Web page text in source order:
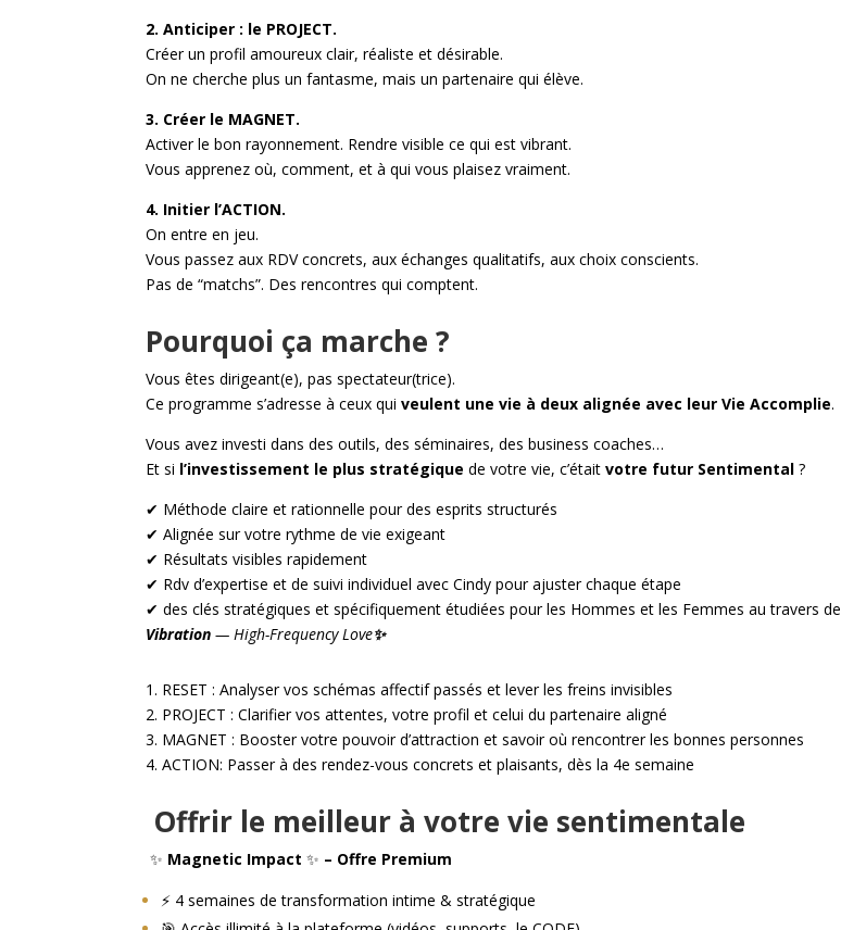
2. Anticiper : le PROJECT.
Créer un profil amoureux clair, réaliste et désirable.
On ne cherche plus un fantasme, mais un partenaire qui élève.
3. Créer le MAGNET.
Activer le bon rayonnement. Rendre visible ce qui est vibrant.
Vous apprenez où, comment, et à qui vous plaisez vraiment.
4. Initier l’ACTION.
On entre en jeu.
Vous passez aux RDV concrets, aux échanges qualitatifs, aux choix conscients.
Pas de “matchs”. Des rencontres qui comptent.
Pourquoi ça marche ?
Vous êtes dirigeant(e), pas spectateur(trice).
Ce programme s’adresse à ceux quiveulent une vie à deux alignée avec leur Vie Accomplie.
Vous avez investi dans des outils, des séminaires, des business coaches…
Et si l’investissement le plus stratégique de votre vie, c’étaitvotre futur Sentimental ?
✔ Méthode claire et rationnelle pour des esprits structurés
✔ Alignée sur votre rythme de vie exigeant
✔ Résultats visibles rapidement
✔ Rdv d’expertise et de suivi individuel avec Cindy pour ajuster chaque étape
✔ des clés stratégiques et spécifiquement étudiées pour les Hommes et les Femmes au travers de
Vibration— High-Frequency Love✨
1. RESET : Analyser vos schémas affectif passés et lever les freins invisibles
2. PROJECT : Clarifier vos attentes, votre profil et celui du partenaire aligné
3. MAGNET : Booster votre pouvoir d’attraction et savoir où rencontrer les bonnes personnes
4. ACTION: Passer à des rendez-vous concrets et plaisants, dès la 4e semaine
Offrir le meilleur à votre vie sentimentale
✨ Magnetic Impact ✨ – Offre Premium
⚡ 4 semaines de transformation intime & stratégique